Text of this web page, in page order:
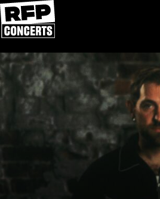
Přeskočit na obsah